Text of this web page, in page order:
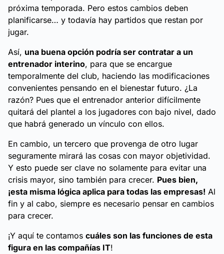
próxima temporada. Pero estos cambios deben
planificarse… y todavía hay partidos que restan por
jugar.
Así, una buena opción podría ser contratar a un
entrenador interino, para que se encargue
temporalmente del club, haciendo las modificaciones
convenientes pensando en el bienestar futuro. ¿La
razón? Pues que el entrenador anterior difícilmente
quitará del plantel a los jugadores con bajo nivel, dado
que habrá generado un vínculo con ellos.
En cambio, un tercero que provenga de otro lugar
seguramente mirará las cosas con mayor objetividad.
Y esto puede ser clave no solamente para evitar una
crisis mayor, sino también para crecer. Pues bien,
¡esta misma lógica aplica para todas las empresas! Al
fin y al cabo, siempre es necesario pensar en cambios
para crecer.
¡Y aquí te contamos cuáles son las funciones de esta
figura en las compañías IT!